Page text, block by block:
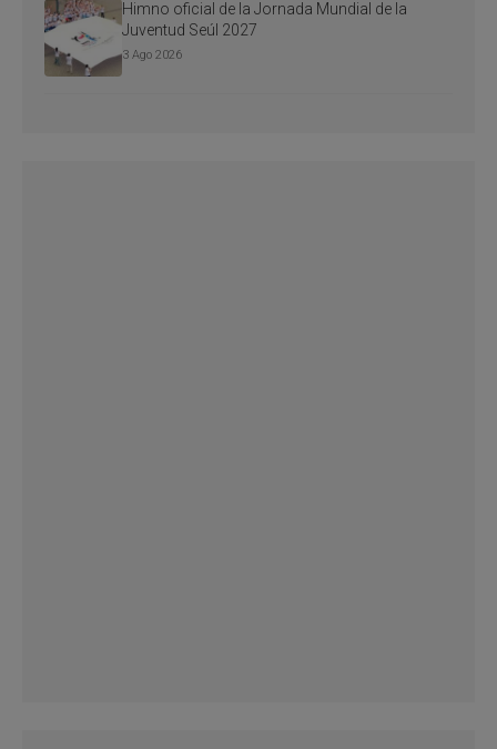
Himno oficial de la Jornada Mundial de la
Juventud Seúl 2027
3 Ago 2026